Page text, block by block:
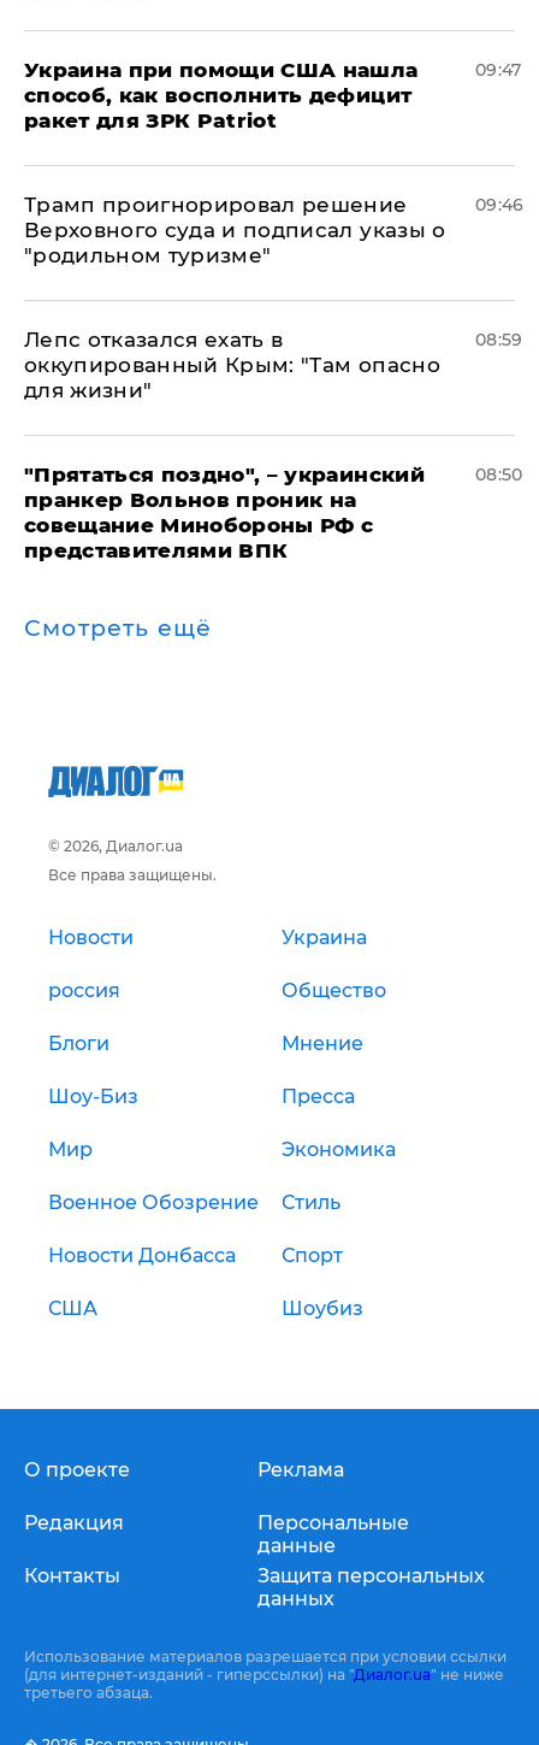
Украина при помощи США нашла
способ, как восполнить дефицит
ракет для ЗРК Patriot
09:47
Трамп проигнорировал решение
Верховного суда и подписал указы о
"родильном туризме"
09:46
Лепс отказался ехать в
оккупированный Крым: "Там опасно
для жизни"
08:59
"Прятаться поздно", – украинский
пранкер Вольнов проник на
совещание Минобороны РФ с
представителями ВПК
08:50
Смотреть ещё
© 2026, Диалог.ua
Все права защищены.
Новости Украина
россия Общество
Блоги Мнение
Шоу-Биз Пресса
Мир Экономика
Военное Обозрение Стиль
Новости Донбасса Спорт
США Шоубиз
О проекте
Редакция
Контакты
Реклама
Персональные
данные
Защита персональных
данных
Использование материалов разрешается при условии ссылки
(для интернет-изданий - гиперссылки) на "Диалог.ua" не ниже
третьего абзаца.